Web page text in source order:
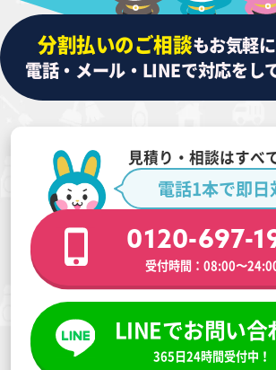
分割払いのご相談もお気軽
電話・メール・LINEで対応をし
見積り・相談はすべ
電話1本で即日
0120-697-
受付時間：08:00〜
LINEでお問い合
365日24時間受付中！